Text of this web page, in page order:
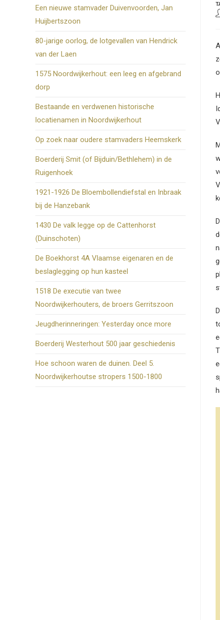
Een nieuwe stamvader Duivenvoorden, Jan
Huijbertszoon
80-jarige oorlog, de lotgevallen van Hendrick
van der Laen
1575 Noordwijkerhout: een leeg en afgebrand
dorp
Bestaande en verdwenen historische
locatienamen in Noordwijkerhout
Op zoek naar oudere stamvaders Heemskerk
Boerderij Smit (of Bijduin/Bethlehem) in de
Ruigenhoek
1921-1926 De Bloembollendiefstal en Inbraak
bij de Hanzebank
1430 De valk legge op de Cattenhorst
(Duinschoten)
De Boekhorst 4A Vlaamse eigenaren en de
beslaglegging op hun kasteel
1518 De executie van twee
Noordwijkerhouters, de broers Gerritszoon
Jeugdherinneringen: Yesterday once more
Boerderij Westerhout 500 jaar geschiedenis
Hoe schoon waren de duinen. Deel 5.
Noordwijkerhoutse stropers 1500-1800